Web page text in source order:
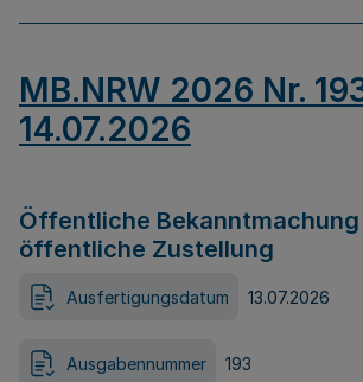
MB.NRW 2026 Nr.
14.07.2026
Öffentliche Bekanntmachung
öffentliche Zustellung
Ausfertigungsdatum 13.07.2026
Ausgabennummer 193